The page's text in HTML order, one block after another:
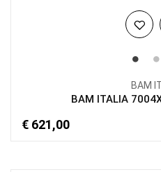
BAM
BAM ITALIA
€ 621,00